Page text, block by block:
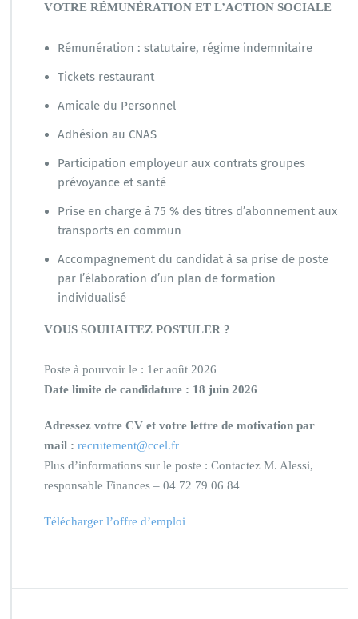
VOTRE RÉMUNÉRATION ET L’ACTION SOCIALE
Rémunération : statutaire, régime indemnitaire
Tickets restaurant
Amicale du Personnel
Adhésion au CNAS
Participation employeur aux contrats groupes
prévoyance et santé
Prise en charge à 75 % des titres d’abonnement aux
transports en commun
Accompagnement du candidat à sa prise de poste
par l’élaboration d’un plan de formation
individualisé
VOUS SOUHAITEZ POSTULER ?
Poste à pourvoir le : 1er août 2026
Date limite de candidature : 18 juin 2026
Adressez votre CV et votre lettre de motivation par
mail : recrutement@ccel.fr
Plus d’informations sur le poste : Contactez M. Alessi,
responsable Finances – 04 72 79 06 84
Télécharger l’offre d’emploi